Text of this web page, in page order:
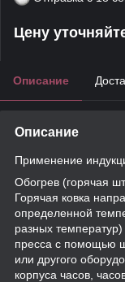
Цену
Описание
Описание
Применение
Обогрев (горячая
Горячая ковка
определенной
разных
пресса с помощью
или другого
корпуса часов,